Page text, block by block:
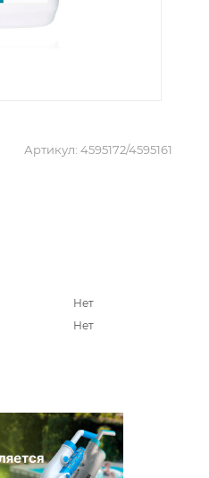
Артикул: 4595172/4595161
Нет
Нет